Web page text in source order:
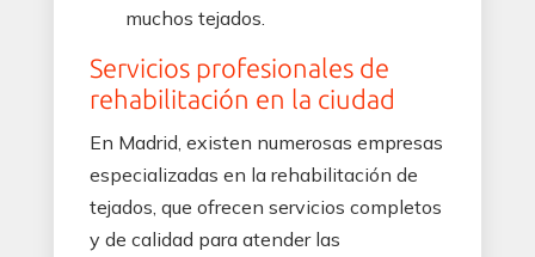
muchos tejados.
Servicios profesionales de
rehabilitación en la ciudad
En Madrid, existen numerosas empresas
especializadas en la rehabilitación de
tejados, que ofrecen servicios completos
y de calidad para atender las